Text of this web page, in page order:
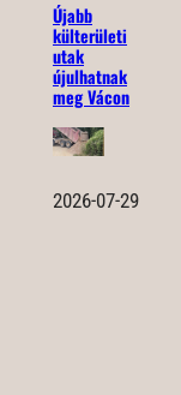
Újabb
külterületi
utak
újulhatnak
meg Vácon
2026-07-29